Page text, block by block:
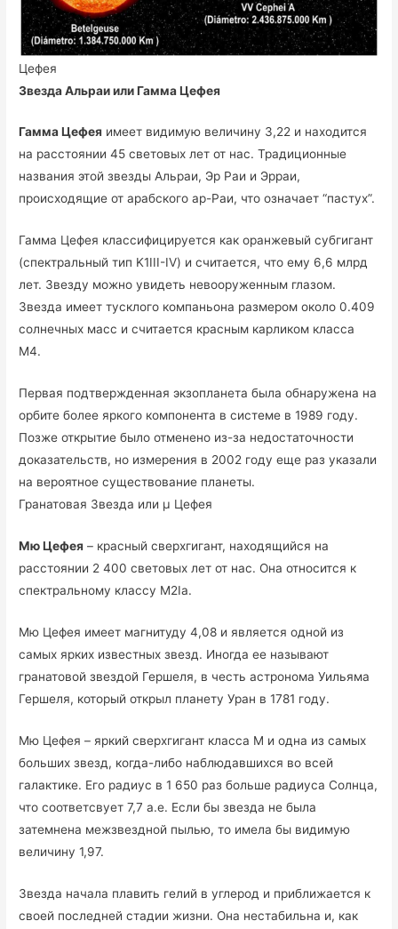
Цефея
Звезда Альраи или Гамма Цефея
Гамма Цефея имеет видимую величину 3,22 и находится
на расстоянии 45 световых лет от нас. Традиционные
названия этой звезды Альраи, Эр Раи и Эрраи,
происходящие от арабского ар-Раи, что означает “пастух”.
Гамма Цефея классифицируется как оранжевый субгигант
(спектральный тип K1III-IV) и считается, что ему 6,6 млрд
лет. Звезду можно увидеть невооруженным глазом.
Звезда имеет тусклого компаньона размером около 0.409
солнечных масс и считается красным карликом класса
M4.
Первая подтвержденная экзопланета была обнаружена на
орбите более яркого компонента в системе в 1989 году.
Позже открытие было отменено из-за недостаточности
доказательств, но измерения в 2002 году еще раз указали
на вероятное существование планеты.
Гранатовая Звезда или μ Цефея
Мю Цефея – красный сверхгигант, находящийся на
расстоянии 2 400 световых лет от нас. Она относится к
спектральному классу M2Ia.
Мю Цефея имеет магнитуду 4,08 и является одной из
самых ярких известных звезд. Иногда ее называют
гранатовой звездой Гершеля, в честь астронома Уильяма
Гершеля, который открыл планету Уран в 1781 году.
Мю Цефея – яркий сверхгигант класса М и одна из самых
больших звезд, когда-либо наблюдавшихся во всей
галактике. Его радиус в 1 650 раз больше радиуса Солнца,
что соответсвует 7,7 а.е. Если бы звезда не была
затемнена межзвездной пылью, то имела бы видимую
величину 1,97.
Звезда начала плавить гелий в углерод и приближается к
своей последней стадии жизни. Она нестабильна и, как